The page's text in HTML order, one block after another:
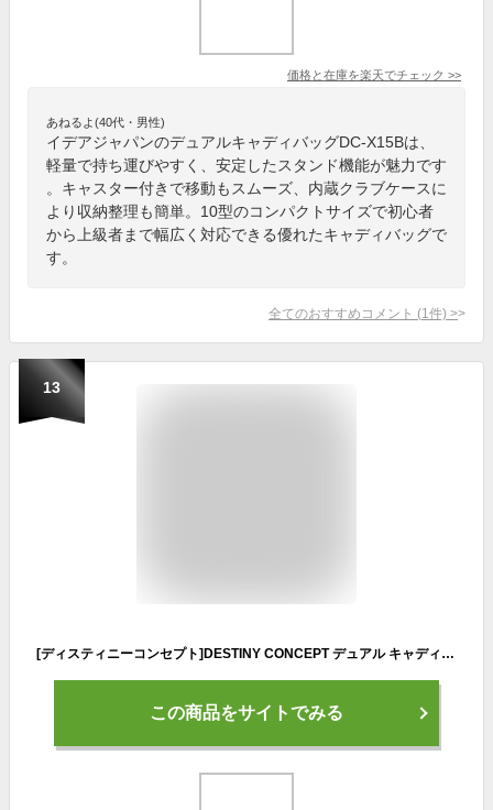
価格と在庫を楽天でチェック >>
あねるよ(40代・男性)
イデアジャパンのデュアルキャディバッグDC-X15Bは、
軽量で持ち運びやすく、安定したスタンド機能が魅力です
。キャスター付きで移動もスムーズ、内蔵クラブケースに
より収納整理も簡単。10型のコンパクトサイズで初心者
から上級者まで幅広く対応できる優れたキャディバッグで
す。
全てのおすすめコメント (1 件) >
13
[ディスティニーコンセプト]DESTINY CONCEPT デュアル キャディバッグ DC-X15B DUAL CASTER セルフスタンドクラブケース 内蔵 キャスター付き (ENAMEL-BLACK)
この商品をサイトでみる